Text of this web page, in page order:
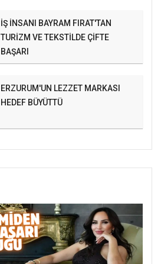
İŞ İNSANI BAYRAM FIRAT'TAN
TURİZM VE TEKSTİLDE ÇİFTE
BAŞARI
ERZURUM'UN LEZZET MARKASI
HEDEF BÜYÜTTÜ